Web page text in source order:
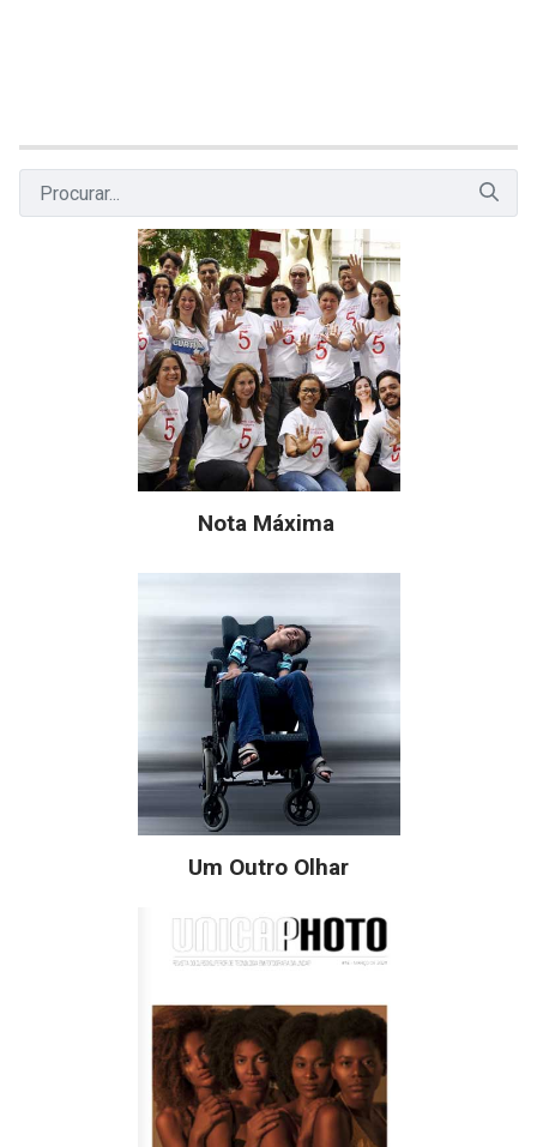
Nota Máxima
Um Outro Olhar